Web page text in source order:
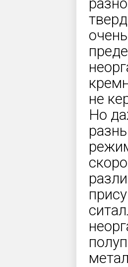
не
Но